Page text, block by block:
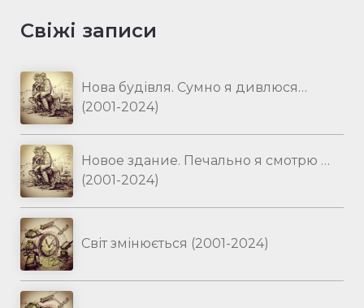
Свіжі записи
Нова будівля. Сумно я дивлюся…
(2001-2024)
Новое здание. Печально я смотрю …
(2001-2024)
Світ змінюється (2001-2024)